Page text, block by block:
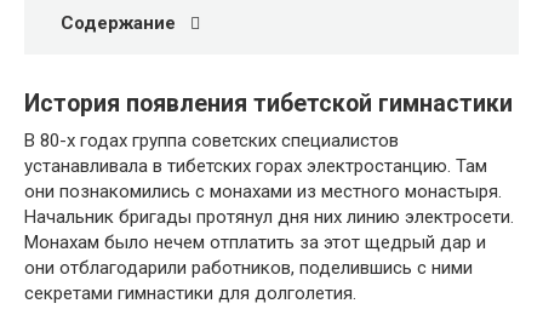
Содержание
История появления тибетской гимнастики
В 80-х годах группа советских специалистов
устанавливала в тибетских горах электростанцию. Там
они познакомились с монахами из местного монастыря.
Начальник бригады протянул дня них линию электросети.
Монахам было нечем отплатить за этот щедрый дар и
они отблагодарили работников, поделившись с ними
секретами гимнастики для долголетия.